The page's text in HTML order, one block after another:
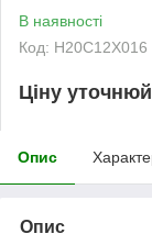
В наявності
Код: H20C12X016
Ціну
Опис
Опис